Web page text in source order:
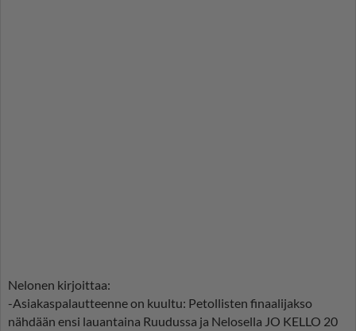
Nelonen kirjoittaa:
-Asiakaspalautteenne on kuultu: Petollisten finaalijakso
nähdään ensi lauantaina Ruudussa ja Nelosella JO KELLO 20